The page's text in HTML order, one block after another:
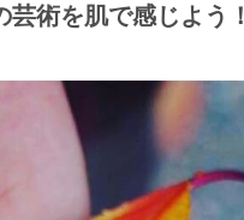
術を肌で感じよう！